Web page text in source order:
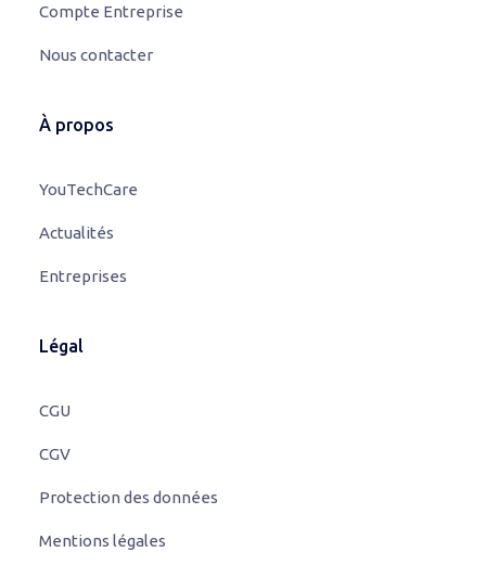
Compte Entreprise
Nous contacter
À propos
YouTechCare
Actualités
Entreprises
Légal
CGU
CGV
Protection des données
Mentions légales